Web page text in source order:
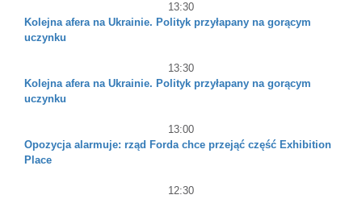
13:30
Kolejna afera na Ukrainie. Polityk przyłapany na gorącym
uczynku
13:30
Kolejna afera na Ukrainie. Polityk przyłapany na gorącym
uczynku
13:00
Opozycja alarmuje: rząd Forda chce przejąć część Exhibition
Place
12:30